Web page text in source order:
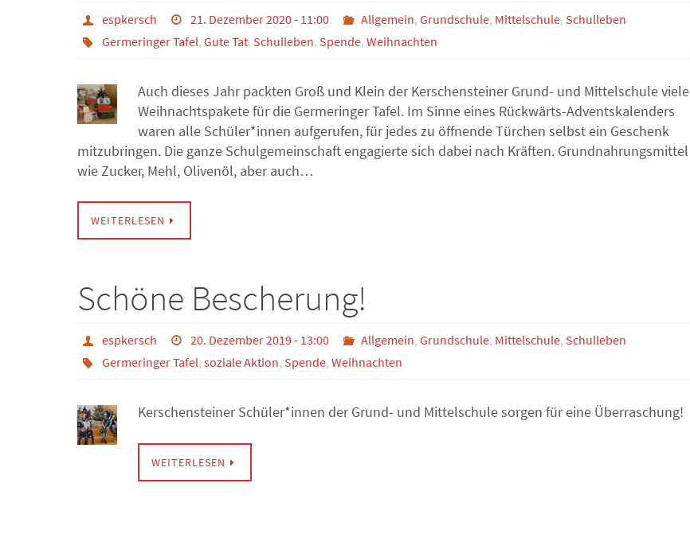
espkersch 21. Dezember 2020 - 11:00 Allgemein,Grundschule, Mittelschule, Schulleben
Germeringer Tafel, Gute Tat, Schulleben, Spende, Weihnachten
Auch dieses Jahr packten Groß und Klein der Kerschensteiner Grund- und Mittelschule viele
Weihnachtspakete für die Germeringer Tafel. Im Sinne eines Rückwärts-Adventskalenders
waren alle Schüler*innen aufgerufen, für jedes zu öffnende Türchen selbst ein Geschenk
mitzubringen. Die ganze Schulgemeinschaft engagierte sich dabei nach Kräften. Grundnahrungsmittel
wie Zucker, Mehl, Olivenöl, aber auch…
WEITERLESEN
Schöne Bescherung!
espkersch 20. Dezember 2019 - 13:00 Allgemein,Grundschule, Mittelschule, Schulleben
Germeringer Tafel, soziale Aktion, Spende, Weihnachten
Kerschensteiner Schüler*innen der Grund- und Mittelschule sorgen für eine Überraschung!
WEITERLESEN